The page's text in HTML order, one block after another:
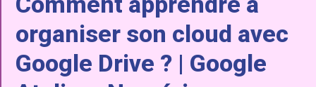
organiser son cloud avec
Google Drive ? | Google